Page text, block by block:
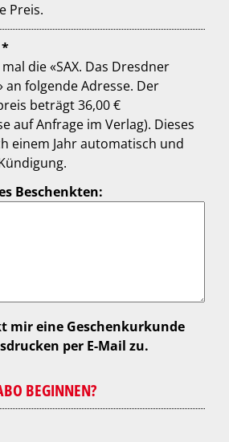
Preis.
Geschenk-Abo *
die «SAX. Das Dresdner
an folgende Adresse. Der
beträgt 36,00 €
Anfrage im Verlag). Dieses
einem Jahr automatisch und
Beschenkten:
per E-Mail zu.
BEGINNEN?